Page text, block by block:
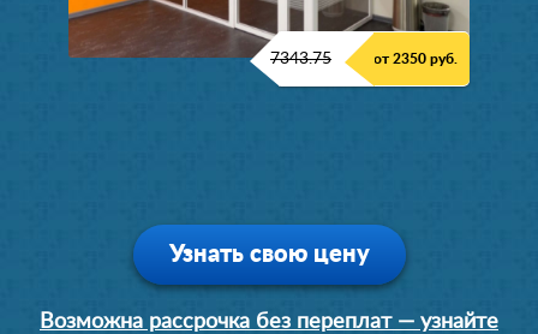
7343.75 от 2350 руб.
Узнать свою цену
Возможна рассрочка без переплат — узнайте